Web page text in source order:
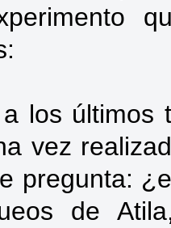
los últimos
vez
pregunta:
de